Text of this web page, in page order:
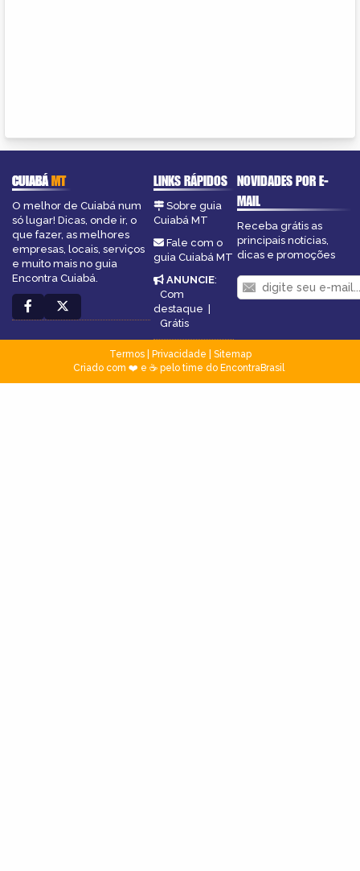
CUIABÁMT
O melhor de Cuiabá num
só lugar! Dicas, onde ir, o
que fazer, as melhores
empresas, locais, serviços
e muito mais no guia
Encontra Cuiabá.
LINKS RÁPIDOS
Sobre guia
Cuiabá MT
Fale com o
guia Cuiabá MT
ANUNCIE:
Com
destaque |
Grátis
NOVIDADES POR E-
MAIL
Receba grátis as
principais notícias,
dicas e promoções
Termos| Privacidade
Sitemap
Criado com ❤️ e ☕ pelo time do EncontraBrasil